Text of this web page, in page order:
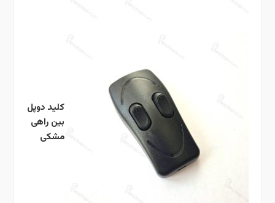
کلید دوپل
بین راهی
مشکی